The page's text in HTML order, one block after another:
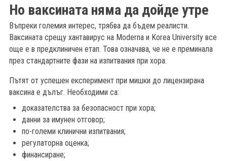
Но ваксината няма да дойде утре
Въпреки големия интерес, трябва да бъдем реалисти.
Ваксината срещу хантавирус на Moderna и Korea University все
още е в предклиничен етап. Това означава, че не е преминала
през стандартните фази на изпитвания при хора.
Пътят от успешен експеримент при мишки до лицензирана
ваксина е дълъг. Необходими са:
доказателства за безопасност при хора;
данни за имунен отговор;
по-големи клинични изпитвания;
регулаторна оценка;
финансиране;